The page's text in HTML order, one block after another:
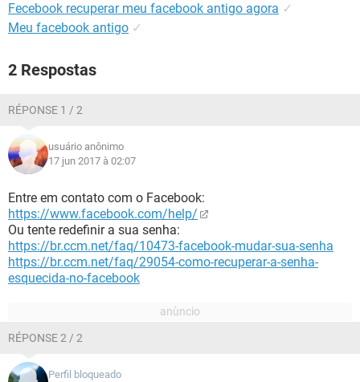
Fecebook recuperar meu facebook antigo agora ✓
Meu facebook antigo ✓
2 Respostas
RÉPONSE 1 / 2
usuário anônimo
17 jun 2017 à 02:07
Entre em contato com o Facebook:
https://www.facebook.com/help/
Ou tente redefinir a sua senha:
https://br.ccm.net/faq/10473-facebook-mudar-sua-senha
https://br.ccm.net/faq/29054-como-recuperar-a-senha-
esquecida-no-facebook
RÉPONSE 2 / 2
Perfil bloqueado